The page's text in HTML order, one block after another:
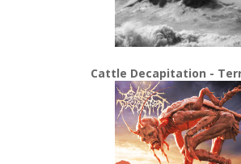
Cattle Decapitation -